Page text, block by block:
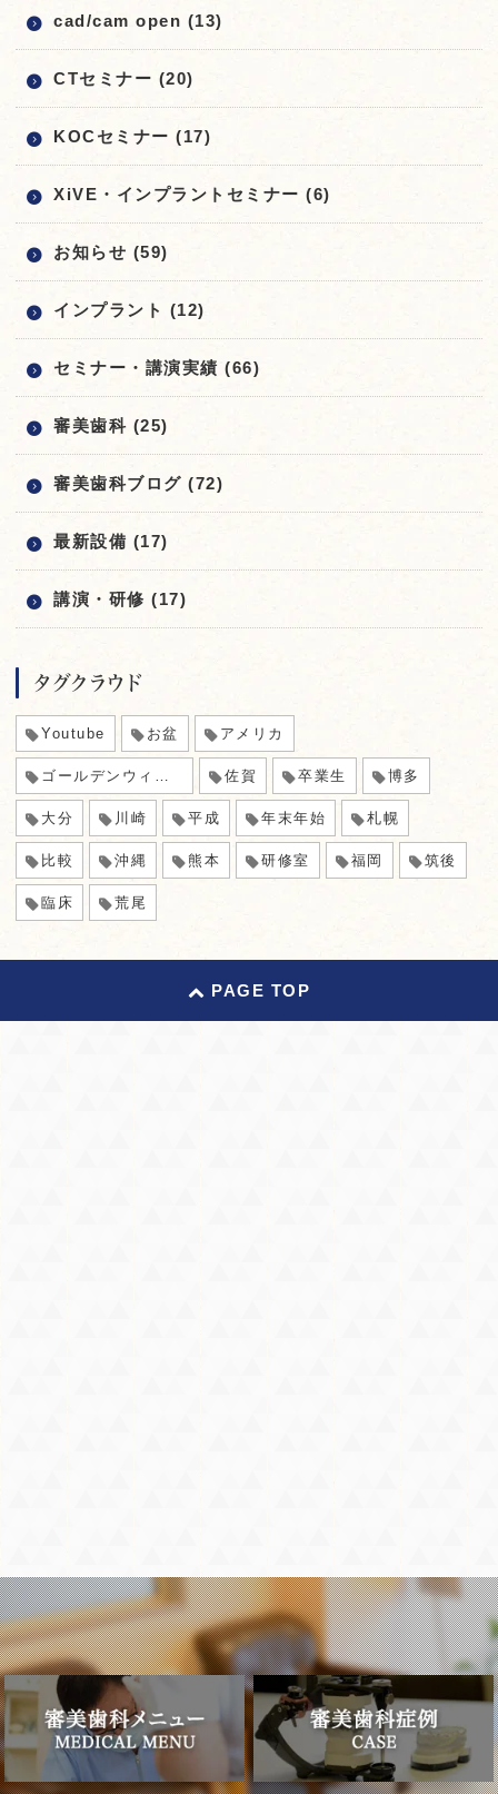
cad/cam open (13)
CTセミナー (20)
KOCセミナー (17)
XiVE・インプラントセミナー (6)
お知らせ (59)
インプラント (12)
セミナー・講演実績 (66)
審美歯科 (25)
審美歯科ブログ (72)
最新設備 (17)
講演・研修 (17)
タグクラウド
Youtube お盆 アメリカ
ゴールデンウィーク 佐賀 卒業生 博多
大分 川崎 平成 年末年始 札幌
比較 沖縄 熊本 研修室 福岡 筑後
臨床 荒尾
PAGE TOP